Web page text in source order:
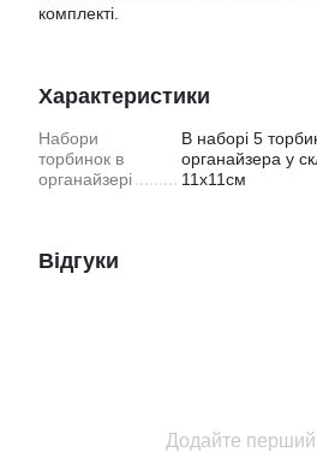
комплекті.
Характеристики
Набори
торбинок в
органайзері
В наборі 5
органайзера у
11х11см
Відгуки
Додайте перший